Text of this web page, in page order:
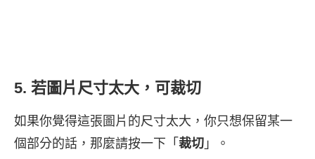
5. 若圖片尺寸太大，可裁切
如果你覺得這張圖片的尺寸太大，你只想保留某一
個部分的話，那麼請按一下「 裁切 」。